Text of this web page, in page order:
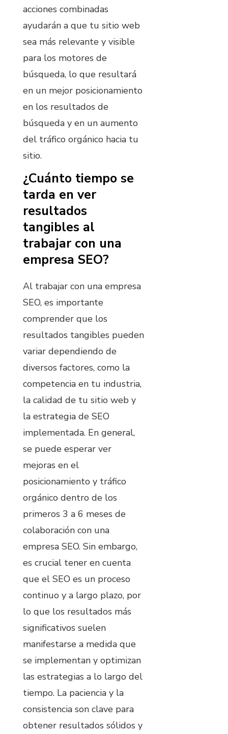
acciones combinadas
ayudarán a que tu sitio web
sea más relevante y visible
para los motores de
búsqueda, lo que resultará
en un mejor posicionamiento
en los resultados de
búsqueda y en un aumento
del tráfico orgánico hacia tu
sitio.
¿Cuánto tiempo se
tarda en ver
resultados
tangibles al
trabajar con una
empresa SEO?
Al trabajar con una empresa
SEO, es importante
comprender que los
resultados tangibles pueden
variar dependiendo de
diversos factores, como la
competencia en tu industria,
la calidad de tu sitio web y
la estrategia de SEO
implementada. En general,
se puede esperar ver
mejoras en el
posicionamiento y tráfico
orgánico dentro de los
primeros 3 a 6 meses de
colaboración con una
empresa SEO. Sin embargo,
es crucial tener en cuenta
que el SEO es un proceso
continuo y a largo plazo, por
lo que los resultados más
significativos suelen
manifestarse a medida que
se implementan y optimizan
las estrategias a lo largo del
tiempo. La paciencia y la
consistencia son clave para
obtener resultados sólidos y